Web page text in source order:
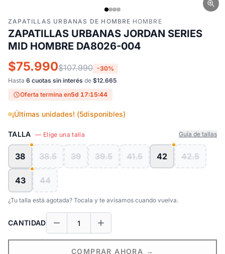
ZAPATILLAS URBANAS DE HOMBRE ·HOMBRE
ZAPATILLAS URBANAS JORDAN SERIES
MID HOMBRE DA8026-004
$75.990$107.990 -30%
Hasta 6 cuotas sin interés de $12.665
Oferta termina en5d 17:15:43
¡Últimas unidades! (5disponibles)
TALLA — Elige una talla Guía de tallas
38 38.5 39 39.5 41.5 42 42.5
43 44
¿Tu talla está agotada? Tocala y te avisamos cuando vuelva.
CANTIDAD
COMPRAR AHORA →